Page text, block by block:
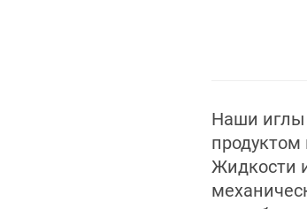
Наши иглы
Жидкости